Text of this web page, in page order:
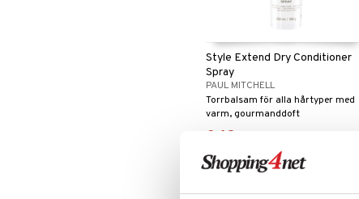
Style Extend Dry Conditioner
Spray
PAUL MITCHELL
Torrbalsam för alla hårtyper med
varm, gourmanddoft